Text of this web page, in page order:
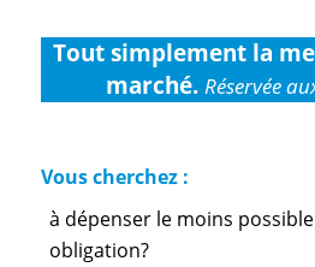
Tout simplement la
marché.Réservée
Vous cherchez :
à dépenser le moins
obligation?